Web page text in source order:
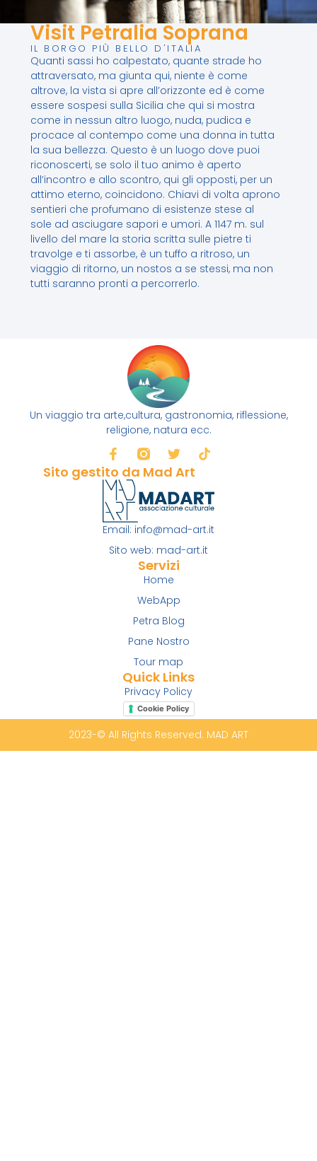
Visit Petralia Soprana
IL BORGO PIÙ BELLO D'ITALIA
Quanti sassi ho calpestato, quante strade ho
attraversato, ma giunta qui, niente è come
altrove, la vista si apre all’orizzonte ed è come
essere sospesi sulla Sicilia che qui si mostra
come in nessun altro luogo, nuda, pudica e
procace al contempo come una donna in tutta
la sua bellezza. Questo è un luogo dove puoi
riconoscerti, se solo il tuo animo è aperto
all’incontro e allo scontro, qui gli opposti, per un
attimo eterno, coincidono. Chiavi di volta aprono
sentieri che profumano di esistenze stese al
sole ad asciugare sapori e umori. A 1147 m. sul
livello del mare la storia scritta sulle pietre ti
travolge e ti assorbe, è un tuffo a ritroso, un
viaggio di ritorno, un nostos a se stessi, ma non
tutti saranno pronti a percorrerlo.
Un viaggio tra arte,cultura, gastronomia, riflessione,
religione, natura ecc.
Sito gestito da Mad Art
Email: info@mad-art.it
Sito web: mad-art.it
Servizi
Home
WebApp
Petra Blog
Pane Nostro
Tour map
Quick Links
Privacy Policy
Cookie Policy
2023-© All Rights Reserved. MAD ART